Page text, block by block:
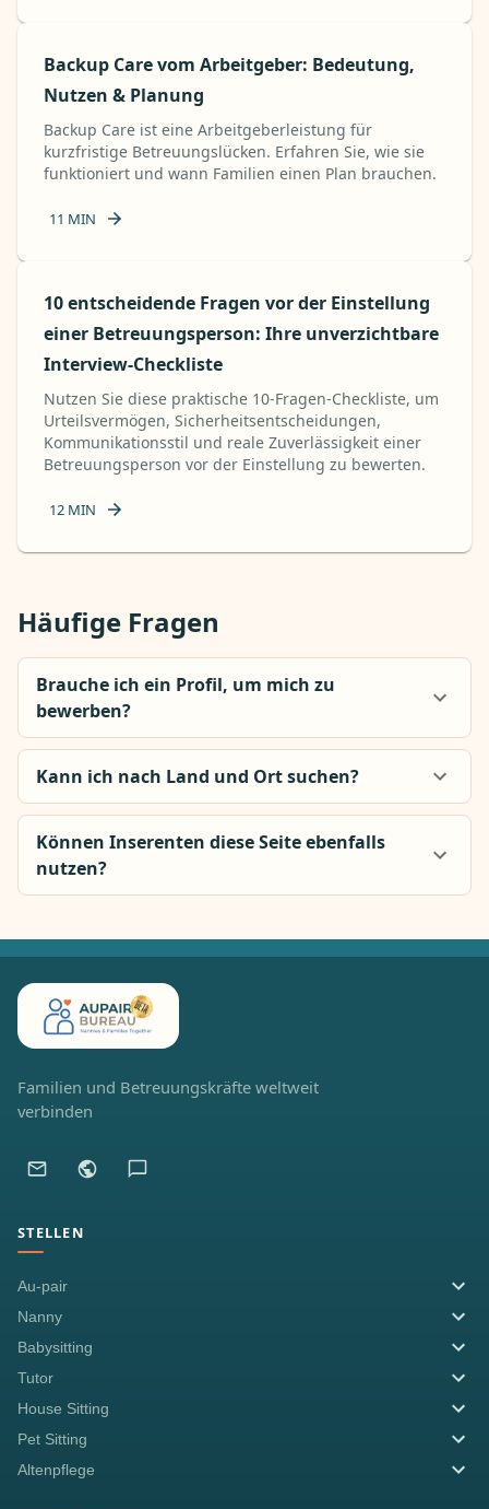
Backup Care vom Arbeitgeber: Bedeutung,
Nutzen & Planung
Backup Care ist eine Arbeitgeberleistung für
kurzfristige Betreuungslücken. Erfahren Sie, wie sie
funktioniert und wann Familien einen Plan brauchen.
11 MIN
10 entscheidende Fragen vor der Einstellung
einer Betreuungsperson: Ihre unverzichtbare
Interview-Checkliste
Nutzen Sie diese praktische 10-Fragen-Checkliste, um
Urteilsvermögen, Sicherheitsentscheidungen,
Kommunikationsstil und reale Zuverlässigkeit einer
Betreuungsperson vor der Einstellung zu bewerten.
12 MIN
Häufige Fragen
Brauche ich ein Profil, um mich zu
bewerben?
Kann ich nach Land und Ort suchen?
Können Inserenten diese Seite ebenfalls
nutzen?
Familien und Betreuungskräfte weltweit
verbinden
STELLEN
Au-pair
Nanny
Babysitting
Tutor
House Sitting
Pet Sitting
Altenpflege